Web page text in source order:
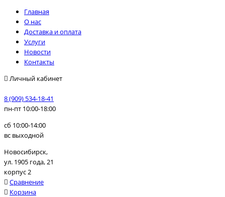
Главная
О нас
Доставка и оплата
Услуги
Новости
Контакты
Личный кабинет
8 (909) 534-18-41
пн-пт 10:00-18:00
сб 10:00-14:00
вс выходной
Новосибирск,
ул. 1905 года, 21
корпус 2
Сравнение
Корзина